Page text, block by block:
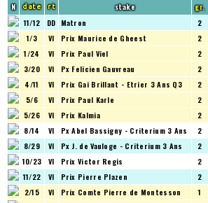
N date rt stake gr.
11/12 DD Matron 2
1/3
VI Prix Maurice de Gheest 2
1/24
VI Prix Paul Viel 2
3/20
VI Px Felicien Gauvreau 2
4/11
VI Prix Gai Brillant - Etrier 3 Ans Q3 2
5/6
VI Prix Paul Karle 2
5/26
VI Prix Kalmia 2
8/14
VI Px Abel Bassigny - Criterium 3 Ans 2
8/29
VI Px J. de Vauloge - Criterium 3 Ans 2
10/23
VI Prix Victor Regis 2
11/22
VI Prix Pierre Plazen 2
2/15
VI Prix Comte Pierre de Montesson 1